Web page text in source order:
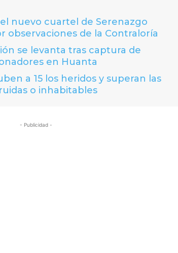
nuevo cuartel de Serenazgo
observaciones de la Contraloría
se levanta tras captura de
en Huanta
a 15 los heridos y superan las
o inhabitables
- Publicidad -